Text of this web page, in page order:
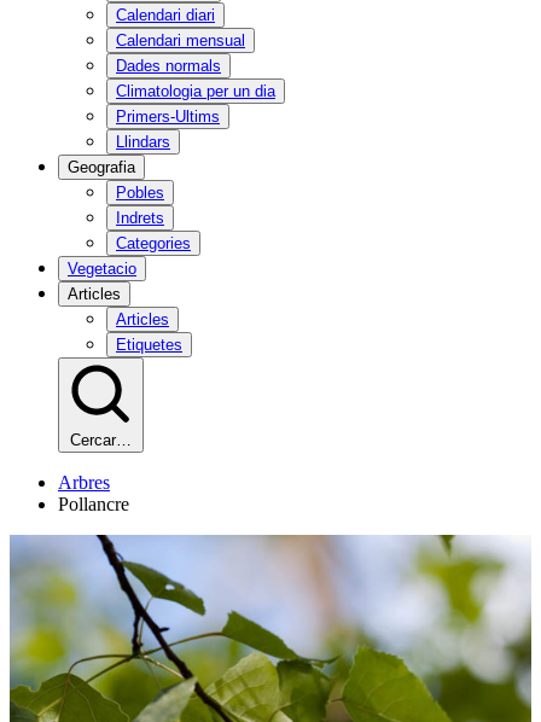
Calendari diari
Calendari mensual
Dades normals
Climatologia per un dia
Primers-Ultims
Llindars
Geografia
Pobles
Indrets
Categories
Vegetacio
Articles
Articles
Etiquetes
Cercar…
Arbres
Pollancre